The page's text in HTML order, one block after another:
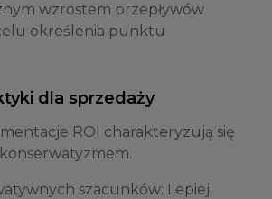
wzrostem przepływów
określenia punktu
dla sprzedaży
ROI charakteryzują się
szacunków: Lepiej